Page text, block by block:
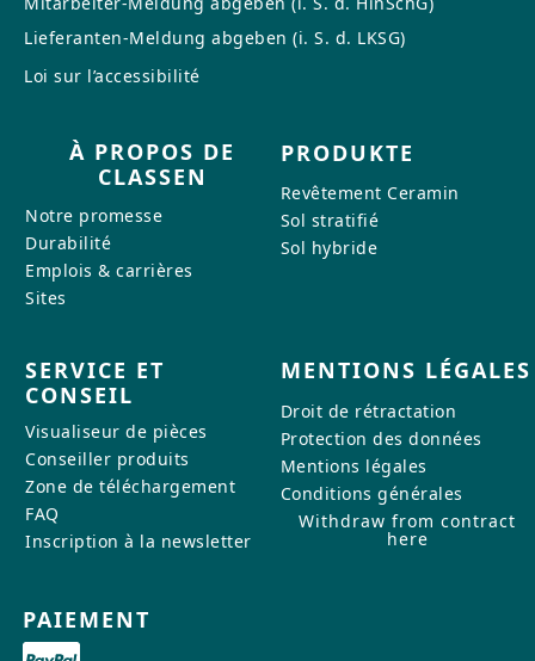
CONTACT
souhaitez bénéficier d'un conseil
personnalisé ? Notre équipe est
là pour vous : réactive, aimable et
compétente. Écrivez-nous,
appelez-nous ou utilisez notre
formulaire de contact.
Pour nous contacter
Lieferanten-Meldung abgeben (i. S. d. LKSG)
Loi sur l’accessibilité
À PROPOS DE
CLASSEN
Notre promesse
Durabilité
Emplois & carrières
Sites
PRODUKTE
Revêtement Ceramin
Sol stratifié
Sol hybride
SERVICE ET
CONSEIL
Visualiseur de pièces
Conseiller produits
Zone de téléchargement
FAQ
Inscription à la newsletter
MENTIONS LÉGALES
Droit de rétractation
Protection des données
Mentions légales
Conditions générales
Withdraw from contract
here
PAIEMENT